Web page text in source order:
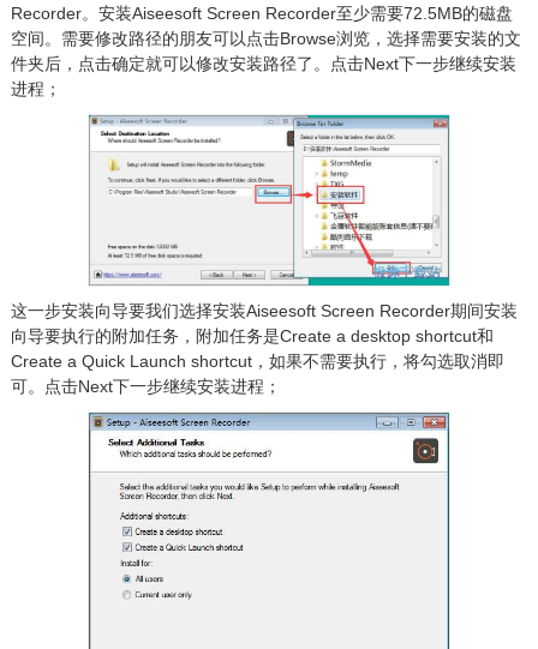
Recorder。安装Aiseesoft Screen Recorder至少需要72.5MB的磁盘
空间。需要修改路径的朋友可以点击Browse浏览，选择需要安装的文
件夹后，点击确定就可以修改安装路径了。点击Next下一步继续安装
进程；
这一步安装向导要我们选择安装Aiseesoft Screen Recorder期间安装
向导要执行的附加任务，附加任务是Create a desktop shortcut和
Create a Quick Launch shortcut，如果不需要执行，将勾选取消即
可。点击Next下一步继续安装进程；